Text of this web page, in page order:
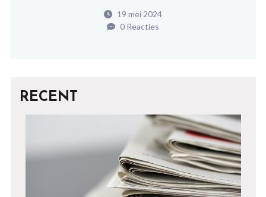
19 mei 2024
0 Reacties
RECENT